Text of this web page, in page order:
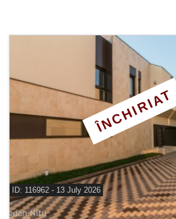
ID: 116962 - 13 July 2026
De inchiriat vila 6
ÎNCHIRIAT